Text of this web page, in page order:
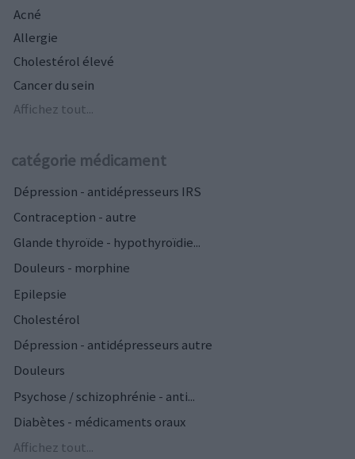
Acné
Allergie
Cholestérol élevé
Cancer du sein
Affichez tout...
catégorie médicament
Dépression - antidépresseurs IRS
Contraception - autre
Glande thyroïde - hypothyroïdie...
Douleurs - morphine
Epilepsie
Cholestérol
Dépression - antidépresseurs autre
Douleurs
Psychose / schizophrénie - anti...
Diabètes - médicaments oraux
Affichez tout...